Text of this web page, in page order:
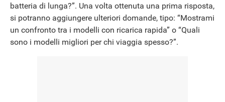
batteria di lunga?”. Una volta ottenuta una prima risposta,
si potranno aggiungere ulteriori domande, tipo: “Mostrami
un confronto tra i modelli con ricarica rapida” o “Quali
sono i modelli migliori per chi viaggia spesso?”.